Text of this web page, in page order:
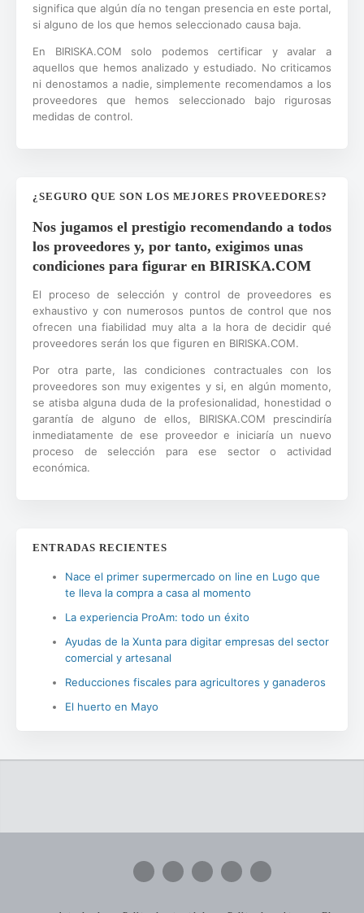
significa que algún día no tengan presencia en este portal,
si alguno de los que hemos seleccionado causa baja.
En BIRISKA.COM solo podemos certificar y avalar a
aquellos que hemos analizado y estudiado. No criticamos
ni denostamos a nadie, simplemente recomendamos a los
proveedores que hemos seleccionado bajo rigurosas
medidas de control.
¿SEGURO QUE SON LOS MEJORES PROVEEDORES?
Nos jugamos el prestigio recomendando a todos
los proveedores y, por tanto, exigimos unas
condiciones para figurar en BIRISKA.COM
El proceso de selección y control de proveedores es
exhaustivo y con numerosos puntos de control que nos
ofrecen una fiabilidad muy alta a la hora de decidir qué
proveedores serán los que figuren en BIRISKA.COM.
Por otra parte, las condiciones contractuales con los
proveedores son muy exigentes y si, en algún momento,
se atisba alguna duda de la profesionalidad, honestidad o
garantía de alguno de ellos, BIRISKA.COM prescindiría
inmediatamente de ese proveedor e iniciaría un nuevo
proceso de selección para ese sector o actividad
económica.
ENTRADAS RECIENTES
Nace el primer supermercado on line en Lugo que
te lleva la compra a casa al momento
La experiencia ProAm: todo un éxito
Ayudas de la Xunta para digitar empresas del sector
comercial y artesanal
Reducciones fiscales para agricultores y ganaderos
El huerto en Mayo